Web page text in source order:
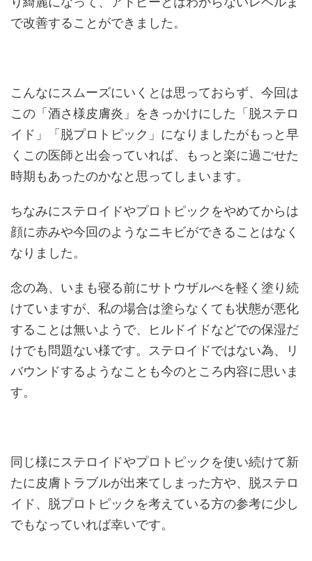
で改善することができました。
こんなにスムーズにいくとは思っておらず、今回は
この「酒さ様皮膚炎」をきっかけにした「脱ステロ
イド」「脱プロトピック」になりましたがもっと早
くこの医師と出会っていれば、もっと楽に過ごせた
時期もあったのかなと思ってしまいます。
ちなみにステロイドやプロトピックをやめてからは
顔に赤みや今回のようなニキビができることはなく
なりました。
念の為、いまも寝る前にサトウザルべを軽く塗り続
けていますが、私の場合は塗らなくても状態が悪化
することは無いようで、ヒルドイドなどでの保湿だ
けでも問題ない様です。ステロイドではない為、リ
バウンドするようなことも今のところ内容に思いま
す。
同じ様にステロイドやプロトピックを使い続けて新
たに皮膚トラブルが出来てしまった方や、脱ステロ
イド、脱プロトピックを考えている方の参考に少し
でもなっていれば幸いです。